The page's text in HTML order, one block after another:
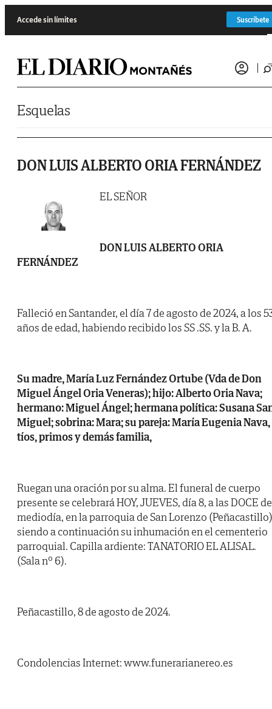
Accede sin límites Suscríbete
Esquelas
DON LUIS ALBERTO ORIA FERNÁNDEZ
EL SEÑOR
DON LUIS ALBERTO ORIA
FERNÁNDEZ
Falleció en Santander, el día 7 de agosto de 2024, a los
años de edad, habiendo recibido los SS .SS. y la B. A.
Su madre, María Luz Fernández Ortube (Vda de Don
Miguel Ángel Oria Veneras); hijo: Alberto Oria Nava;
hermano: Miguel Ángel; hermana política: Susana
Miguel; sobrina: Mara; su pareja: María Eugenia Nava,
tíos, primos y demás familia,
Ruegan una oración por su alma. El funeral de cuerpo
presente se celebrará HOY, JUEVES, día 8, a las DOCE
mediodía, en la parroquia de San Lorenzo
siendo a continuación su inhumación en el cementerio
parroquial. Capilla ardiente: TANATORIO EL ALISAL.
(Sala nº 6).
Peñacastillo, 8 de agosto de 2024.
Condolencias Internet: www.funerarianereo.es